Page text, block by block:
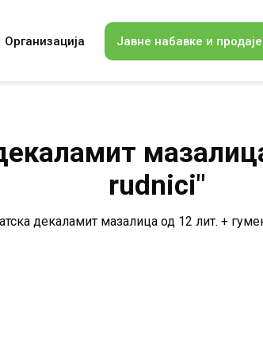
Организација Јавне набавке и продаје
rudnici"
декаламит мазалица од 12 лит. +